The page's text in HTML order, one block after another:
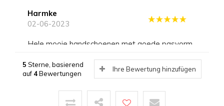
Harmke
02-06-2023
Hele mooie handschoenen met goede pasvorm.
Lekker luchtig waardoor ik - als groot
handschoenen fan - ook in het voorjaar en zomer
Ook goede grip op het autostoeltje.
Klantenservice van Laimbock reageert altijd snel
5 Sterne, basierend
auf 4Bewertungen
Ihre Bewertung hinzufügen